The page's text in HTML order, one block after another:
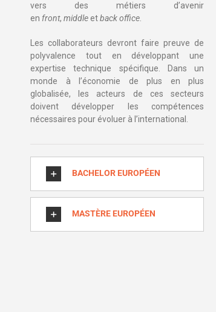
vers des métiers d’avenir
en front, middle etback office.
Les collaborateurs devront faire preuve de
polyvalence tout en développant une
expertise technique spécifique. Dans un
monde à l’économie de plus en plus
globalisée, les acteurs de ces secteurs
doivent développer les compétences
nécessaires pour évoluer à l’international.
BACHELOR EUROPÉEN
MASTÈRE EUROPÉEN